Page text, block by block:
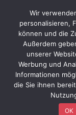
Wir
personalisieren,
können und die
Außerdem
unserer
Werbung und
Informationen
die Sie ihnen
OK